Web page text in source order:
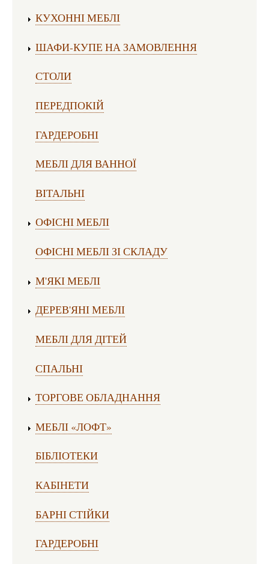
КУХОННІ МЕБЛІ
ШАФИ-КУПЕ НА ЗАМОВЛЕННЯ
СТОЛИ
ПЕРЕДПОКІЙ
ГАРДЕРОБНІ
МЕБЛІ ДЛЯ ВАННОЇ
ВІТАЛЬНІ
ОФІСНІ МЕБЛІ
ОФІСНІ МЕБЛІ ЗІ СКЛАДУ
М'ЯКІ МЕБЛІ
ДЕРЕВ'ЯНІ МЕБЛІ
МЕБЛІ ДЛЯ ДІТЕЙ
СПАЛЬНІ
ТОРГОВЕ ОБЛАДНАННЯ
МЕБЛІ «ЛОФТ»
БІБЛІОТЕКИ
КАБІНЕТИ
БАРНІ СТІЙКИ
ГАРДЕРОБНІ